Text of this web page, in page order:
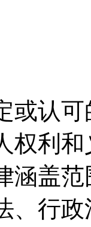
或认
权利
涵盖
、行